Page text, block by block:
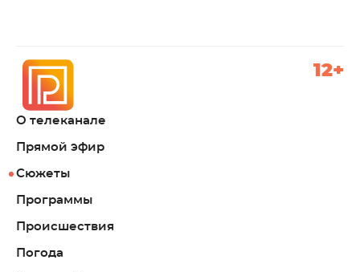
О телеканале
Прямой эфир
Сюжеты
Программы
Происшествия
Погода
12+